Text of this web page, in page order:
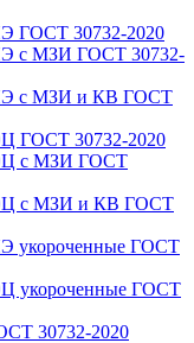
ГОСТ 30732-2020
с МЗИ ГОСТ 30732-
с МЗИ и КВ ГОСТ
ГОСТ 30732-2020
с МЗИ ГОСТ
с МЗИ и КВ ГОСТ
укороченные ГОСТ
укороченные ГОСТ
30732-2020